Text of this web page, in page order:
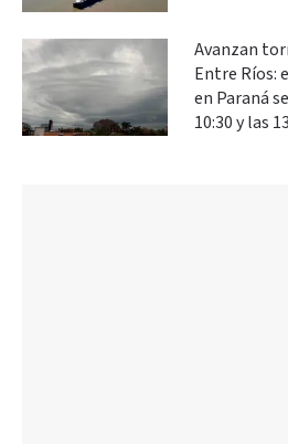
Avanzan
Entre Ríos:
en Paraná
10:30 y las 13